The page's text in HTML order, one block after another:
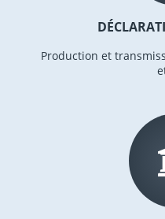
Production et